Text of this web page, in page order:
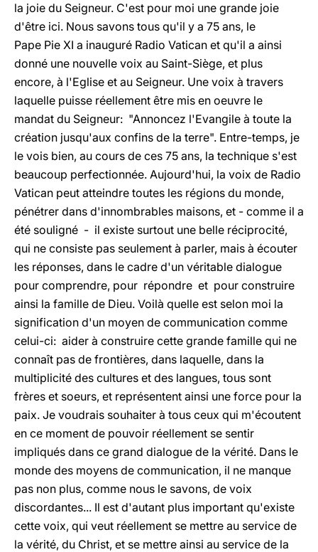
la joie du Seigneur. C'est pour moi une grande joie
d'être ici. Nous savons tous qu'il y a 75 ans, le
Pape Pie XI a inauguré Radio Vatican et qu'il a ainsi
donné une nouvelle voix au Saint-Siège, et plus
encore, à l'Eglise et au Seigneur. Une voix à travers
laquelle puisse réellement être mis en oeuvre le
mandat du Seigneur: "Annoncez l'Evangile à toute la
création jusqu'aux confins de la terre". Entre-temps, je
le vois bien, au cours de ces 75 ans, la technique s'est
beaucoup perfectionnée. Aujourd'hui, la voix de Radio
Vatican peut atteindre toutes les régions du monde,
pénétrer dans d'innombrables maisons, et - comme il a
été souligné - il existe surtout une belle réciprocité,
qui ne consiste pas seulement à parler, mais à écouter
les réponses, dans le cadre d'un véritable dialogue
pour comprendre, pour répondre et pour construire
ainsi la famille de Dieu. Voilà quelle est selon moi la
signification d'un moyen de communication comme
celui-ci: aider à construire cette grande famille qui ne
connaît pas de frontières, dans laquelle, dans la
multiplicité des cultures et des langues, tous sont
frères et soeurs, et représentent ainsi une force pour la
paix. Je voudrais souhaiter à tous ceux qui m'écoutent
en ce moment de pouvoir réellement se sentir
impliqués dans ce grand dialogue de la vérité. Dans le
monde des moyens de communication, il ne manque
pas non plus, comme nous le savons, de voix
discordantes... Il est d'autant plus important qu'existe
cette voix, qui veut réellement se mettre au service de
la vérité, du Christ, et se mettre ainsi au service de la